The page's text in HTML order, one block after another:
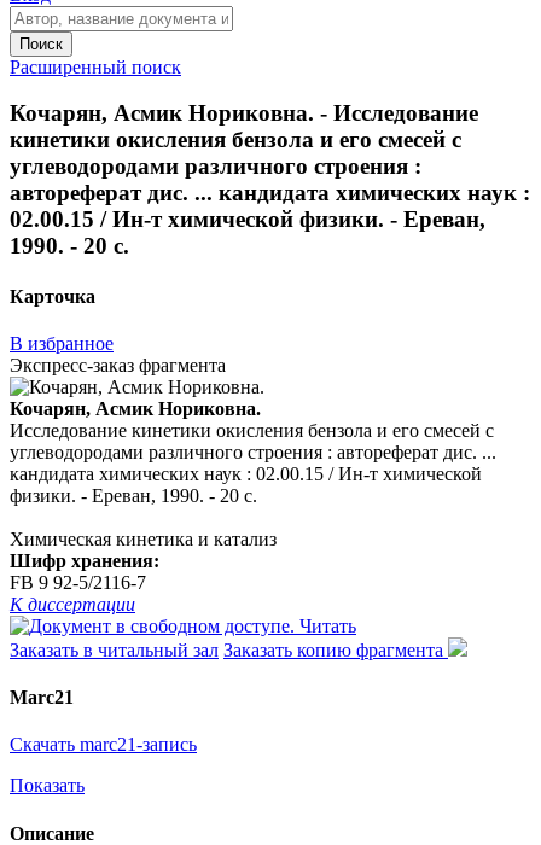
Поиск
Расширенный поиск
Кочарян, Асмик Нориковна. - Исследование
кинетики окисления бензола и его смесей с
углеводородами различного строения :
автореферат дис. ... кандидата химических наук :
02.00.15 / Ин-т химической физики. - Ереван,
1990. - 20 с.
Карточка
В избранное
Экспресс-заказ фрагмента
Кочарян, Асмик Нориковна.
Исследование кинетики окисления бензола и его смесей с
углеводородами различного строения : автореферат дис. ...
кандидата химических наук : 02.00.15 / Ин-т химической
физики. - Ереван, 1990. - 20 с.
Химическая кинетика и катализ
Шифр хранения:
FB 9 92-5/2116-7
К диссертации
Читать
Заказать в читальный зал Заказать копию фрагмента
Marc21
Скачать marc21-запись
Показать
Описание